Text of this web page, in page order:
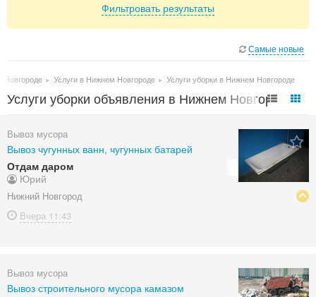
Магазины
Фильтровать результаты
Самые новые
Новгороде ▸ Услуги в Нижнем Новгороде ▸ Услуги уборки в Нижнем Новгороде
Услуги уборки объявления в Нижнем Новгороде
Вывоз мусора
Вывоз чугунных ванн, чугунных батарей
Отдам даром
Юрий
Нижний Новгород
Вчера 11:43
Вывоз мусора
Вывоз строительного мусора камазом